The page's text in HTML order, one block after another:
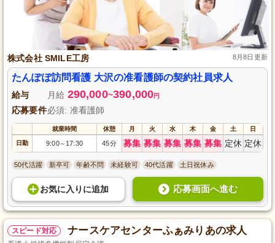
株式会社 SMILE工房 8月8日更新
たんぽぽ訪問看護 大沢の准看護師の契約社員求人
給与 月給 290,000~390,000円
応募要件必須: 准看護師
就業時間 休憩 月 火 水 木 金 土 日
日勤 9:00～ 17:30 45分 募集 募集 募集 募集 募集 定休 定休
50代活躍 新卒可 年齢不問 未経験可 40代活躍 土日祝休み
お気に入り に追加 応募画面へ進む
スピード対応 ナースケアセンターふぁみりあの求人